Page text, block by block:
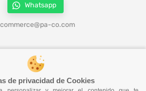
de privacidad de Cookies
Whatsapp
co.com